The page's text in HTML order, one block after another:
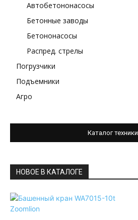
Автобетононасосы
Бетонные заводы
Бетононасосы
Распред. стрелы
Погрузчики
Подъемники
Агро
Каталог техники
НОВОЕ В КАТАЛОГЕ